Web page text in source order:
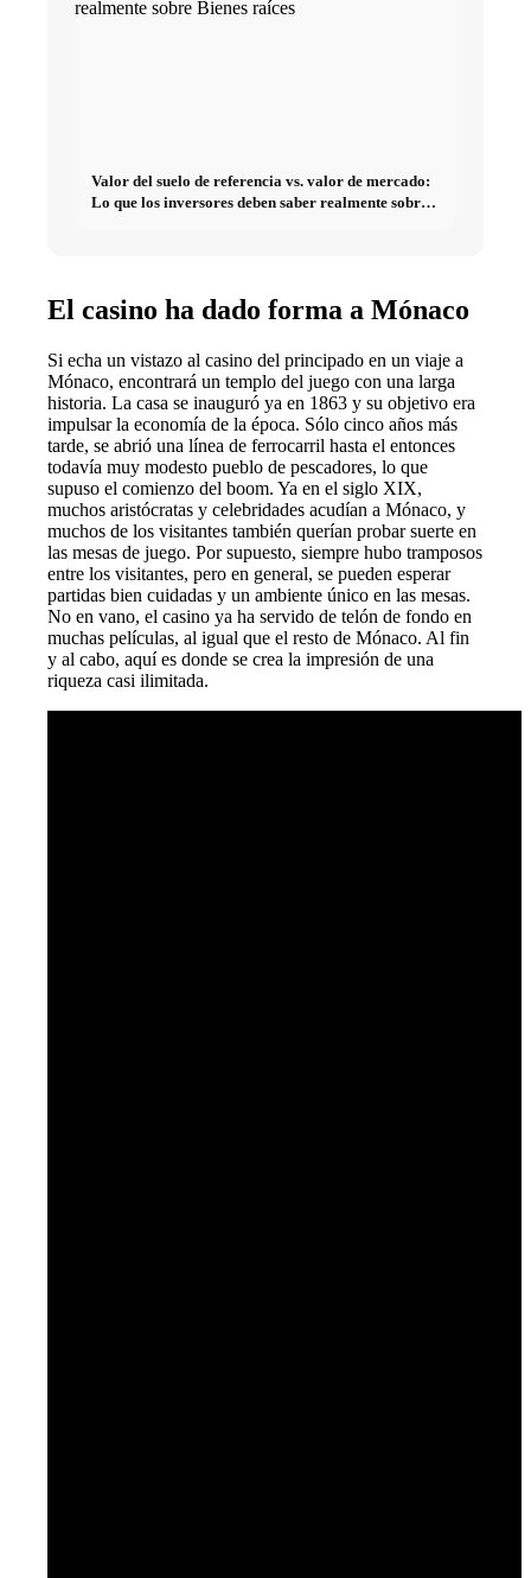
Valor del suelo de referencia vs. valor de mercado:
Lo que los inversores deben saber realmente sobre
El casino ha dado forma a Mónaco
Si echa un vistazo al casino del principado en un viaje a
Mónaco, encontrará un templo del juego con una larga
historia. La casa se inauguró ya en 1863 y su objetivo era
impulsar la economía de la época. Sólo cinco años más
tarde, se abrió una línea de ferrocarril hasta el entonces
todavía muy modesto pueblo de pescadores, lo que
supuso el comienzo del boom. Ya en el siglo XIX,
muchos aristócratas y celebridades acudían a Mónaco, y
muchos de los visitantes también querían probar suerte en
las mesas de juego. Por supuesto, siempre hubo tramposos
entre los visitantes, pero en general, se pueden esperar
partidas bien cuidadas y un ambiente único en las mesas.
No en vano, el casino ya ha servido de telón de fondo en
muchas películas, al igual que el resto de Mónaco. Al fin
y al cabo, aquí es donde se crea la impresión de una
riqueza casi ilimitada.